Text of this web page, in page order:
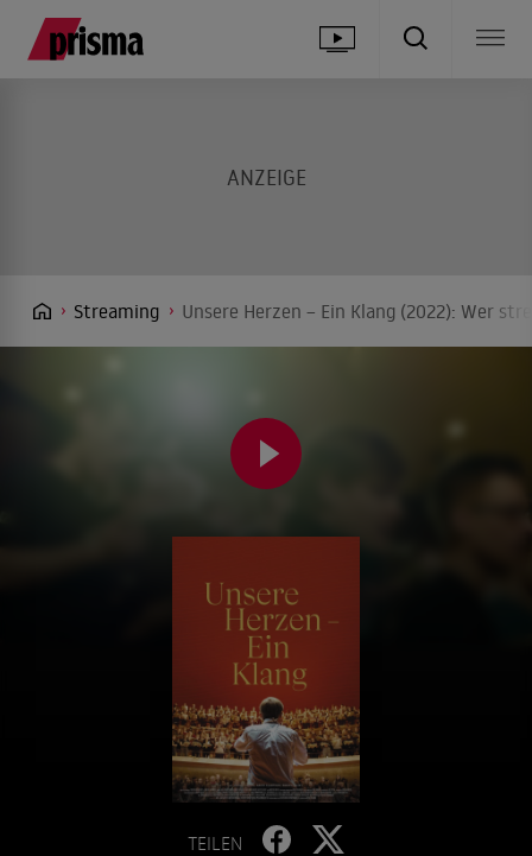
Streaming Unsere Herzen – Ein Klang (2022): Wer
TEILEN